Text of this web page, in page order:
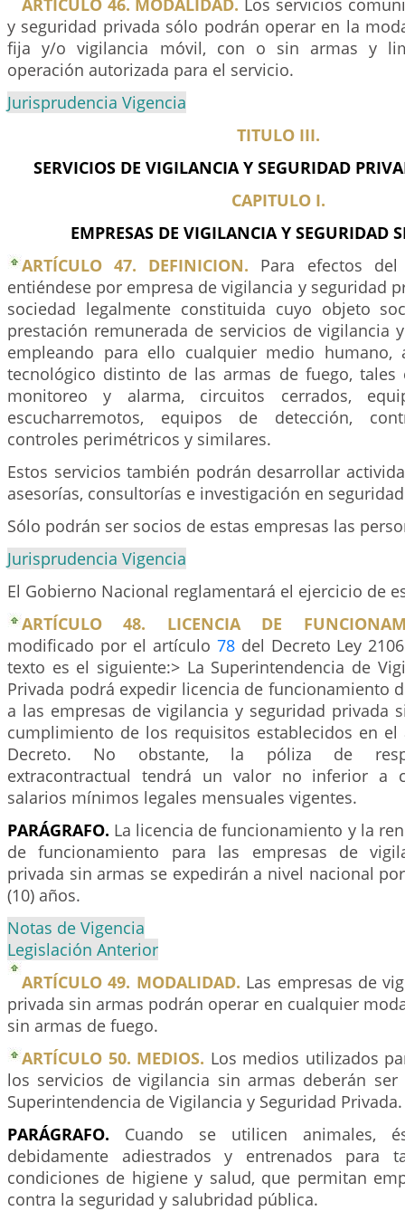
ARTÍCULO 46. MODALIDAD. Los servicios
y seguridad privada sólo podrán operar en la
fija y/o vigilancia móvil, con o sin armas y
operación autorizada para el servicio.
Jurisprudencia Vigencia
TITULO III.
SERVICIOS DE VIGILANCIA Y SEGURIDAD
CAPITULO I.
EMPRESAS DE VIGILANCIA Y SEGURIDAD
ARTÍCULO 47. DEFINICION. Para efectos del
entiéndese por empresa de vigilancia y seguridad
sociedad legalmente constituida cuyo objeto
prestación remunerada de servicios de vigilancia
empleando para ello cualquier medio humano,
tecnológico distinto de las armas de fuego, tales
monitoreo y alarma, circuitos cerrados,
escucharremotos, equipos de detección,
controles perimétricos y similares.
Estos servicios también podrán desarrollar
asesorías, consultorías e investigación en
Sólo podrán ser socios de estas empresas las
Jurisprudencia Vigencia
El Gobierno Nacional reglamentará el ejercicio de
ARTÍCULO 48. LICENCIA DE
modificado por el artículo 78del Decreto Ley
texto es el siguiente:> La Superintendencia de
Privada podrá expedir licencia de funcionamiento
a las empresas de vigilancia y seguridad privada
cumplimiento de los requisitos establecidos en
Decreto. No obstante, la póliza de
extracontractual tendrá un valor no inferior a
salarios mínimos legales mensuales vigentes.
PARÁGRAFO. La licencia de funcionamiento y la
de funcionamiento para las empresas de
privada sin armas se expedirán a nivel nacional
(10) años.
Notas de Vigencia
Legislación Anterior
ARTÍCULO 49. MODALIDAD. Las empresas de
privada sin armas podrán operar en cualquier
sin armas de fuego.
ARTÍCULO 50. MEDIOS. Los medios utilizados
los servicios de vigilancia sin armas deberán
Superintendencia de Vigilancia y Seguridad Privada.
PARÁGRAFO. Cuando se utilicen animales,
debidamente adiestrados y entrenados
condiciones de higiene y salud, que permitan
contra la seguridad y salubridad pública.